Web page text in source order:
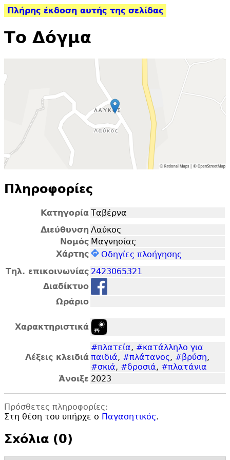
Πλήρης έκδοση αυτής της σελίδας
Το Δόγμα
Πληροφορίες
Κατηγορία Ταβέρνα
Διεύθυνση Λαύκος
Νομός Μαγνησίας
Χάρτης
Οδηγίες πλοήγησης
Τηλ. επικοινωνίας 2423065321
Διαδίκτυο
Ωράριο
Χαρακτηριστικά
Λέξεις κλειδιά
#πλατεία, #κατάλληλο για
παιδιά, #πλάτανος, #βρύση,
#σκιά, #δροσιά, #πλατάνια
Άνοιξε 2023
Πρόσθετες πληροφορίες:
Στη θέση του υπήρχε ο Παγασητικός.
Σxόλια (0)